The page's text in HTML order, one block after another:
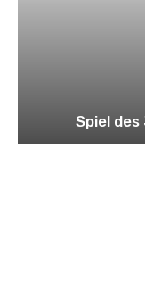
Spiel